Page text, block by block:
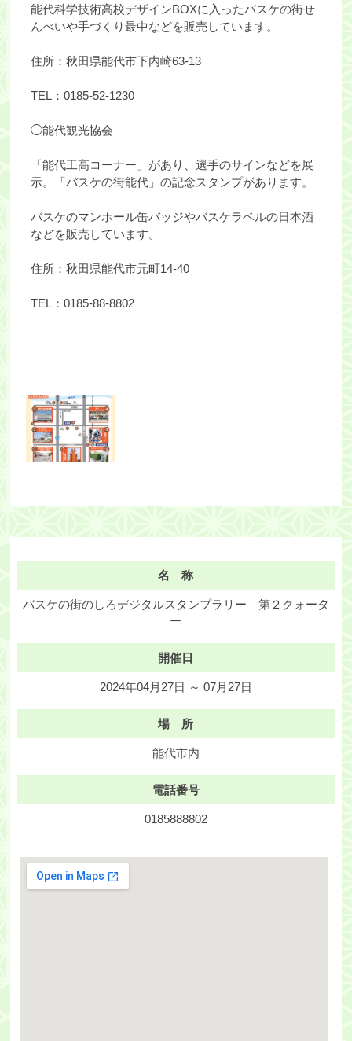
能代科学技術高校デザインBOXに入ったバスケの街せ
んべいや手づくり最中などを販売しています。
住所：秋田県能代市下内崎63-13
TEL：0185-52-1230
◯能代観光協会
「能代工高コーナー」があり、選手のサインなどを展
示。「バスケの街能代」の記念スタンプがあります。
バスケのマンホール缶バッジやバスケラベルの日本酒
などを販売しています。
住所：秋田県能代市元町14-40
TEL：0185-88-8802
名 称
バスケの街のしろデジタルスタンプラリー 第２クォータ
ー
開催日
2024年04月27日 ～ 07月27日
場 所
能代市内
電話番号
0185888802